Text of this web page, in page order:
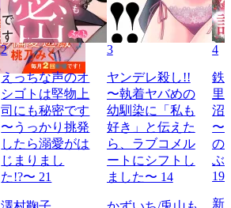
2
えっちな声のオ
シゴトは堅物上
司にも秘密です
〜うっかり挑発
したら溺愛がは
じまりまし
た!?〜 21
3
ヤンデレ殺し!!
〜執着ヤバめの
幼馴染に「私も
好き」と伝えた
ら、ラブコメル
ートにシフトし
ました〜 14
4
鉄
里
沼
〜
の
ぶ
19
新